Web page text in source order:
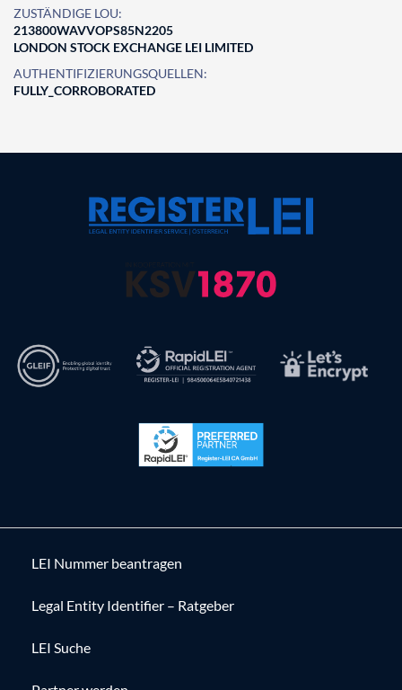
ZUSTÄNDIGE LOU:
213800WAVVOPS85N2205
LONDON STOCK EXCHANGE LEI LIMITED
AUTHENTIFIZIERUNGSQUELLEN:
FULLY_CORROBORATED
LEI Nummer beantragen
Legal Entity Identifier – Ratgeber
LEI Suche